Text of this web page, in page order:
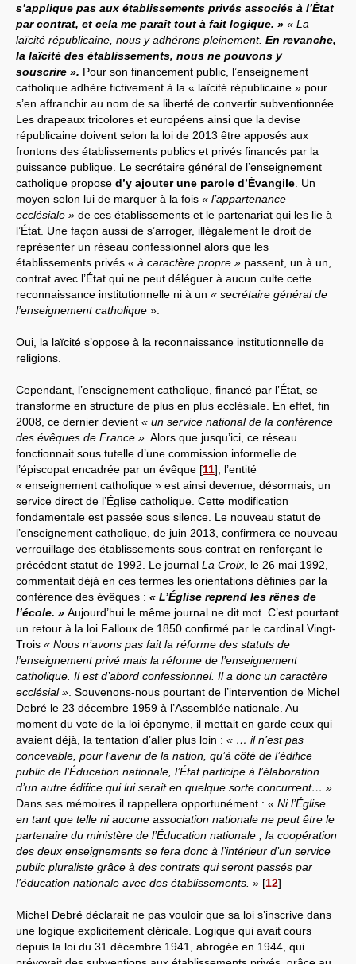
s’applique pas aux établissements privés associés à l’État
par contrat, et cela me paraît tout à fait logique. » « La
laïcité républicaine, nous y adhérons pleinement. En revanche,
la laïcité des établissements, nous ne pouvons y
souscrire ». Pour son financement public, l’enseignement
catholique adhère fictivement à la « laïcité républicaine » pour
s’en affranchir au nom de sa liberté de convertir subventionnée.
Les drapeaux tricolores et européens ainsi que la devise
républicaine doivent selon la loi de 2013 être apposés aux
frontons des établissements publics et privés financés par la
puissance publique. Le secrétaire général de l’enseignement
catholique propose d’y ajouter une parole d’Évangile . Un
moyen selon lui de marquer à la fois « l’appartenance
ecclésiale » de ces établissements et le partenariat qui les lie à
l’État. Une façon aussi de s’arroger, illégalement le droit de
représenter un réseau confessionnel alors que les
établissements privés « à caractère propre » passent, un à un,
contrat avec l’État qui ne peut déléguer à aucun culte cette
reconnaissance institutionnelle ni à un « secrétaire général de
l’enseignement catholique »
Oui, la laïcité s’oppose à la reconnaissance institutionnelle de
religions.
Cependant, l’enseignement catholique, financé par l’État, se
transforme en structure de plus en plus ecclésiale. En effet, fin
2008, ce dernier devient « un service national de la conférence
des évêques de France » . Alors que jusqu’ici, ce réseau
fonctionnait sous tutelle d’une commission informelle de
l’épiscopat encadrée par un évêque [11] , l’entité
« enseignement catholique » est ainsi devenue, désormais, un
service direct de l’Église catholique. Cette modification
fondamentale est passée sous silence. Le nouveau statut de
l’enseignement catholique, de juin 2013, confirmera ce nouveau
verrouillage des établissements sous contrat en renforçant le
précédent statut de 1992. Le journal La Croix , le 26 mai 1992,
commentait déjà en ces termes les orientations définies par la
conférence des évêques : « L’Église reprend les rênes de
l’école. » Aujourd’hui le même journal ne dit mot. C’est pourtant
un retour à la loi Falloux de 1850 confirmé par le cardinal Vingt-
Trois « Nous n’avons pas fait la réforme des statuts de
l’enseignement privé mais la réforme de l’enseignement
catholique. Il est d’abord confessionnel. Il a donc un caractère
ecclésial » . Souvenons-nous pourtant de l’intervention de Michel
Debré le 23 décembre 1959 à l’Assemblée nationale. Au
moment du vote de la loi éponyme, il mettait en garde ceux qui
avaient déjà, la tentation d’aller plus loin : « … il n’est pas
concevable, pour l’avenir de la nation, qu’à côté de l’édifice
public de l’Éducation nationale, l’État participe à l’élaboration
d’un autre édifice qui lui serait en quelque sorte concurrent… »
Dans ses mémoires il rappellera opportunément : « Ni l’Église
en tant que telle ni aucune association nationale ne peut être le
partenaire du ministère de l’Éducation nationale ; la coopération
des deux enseignements se fera donc à l’intérieur d’un service
public pluraliste grâce à des contrats qui seront passés par
l’éducation nationale avec des établissements. » [12]
Michel Debré déclarait ne pas vouloir que sa loi s’inscrive dans
une logique explicitement cléricale. Logique qui avait cours
depuis la loi du 31 décembre 1941, abrogée en 1944, qui